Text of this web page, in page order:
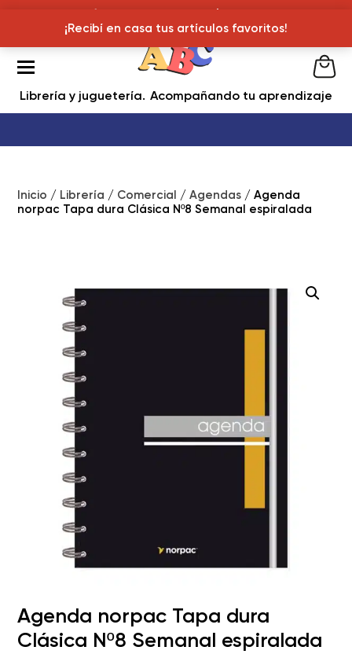
¡Recibí en casa tus articulos favoritos!
Librería y juguetería Acompañando tu aprendizaje
Inicio / Librería / Comercial /Agendas / Agenda
norpac Tapa dura Clásica Nº8 Semanal espiralada
Agenda norpac Tapa dura
Clásica Nº8 Semanal espiralada
¡Recibí en casa tus artículos favoritos!